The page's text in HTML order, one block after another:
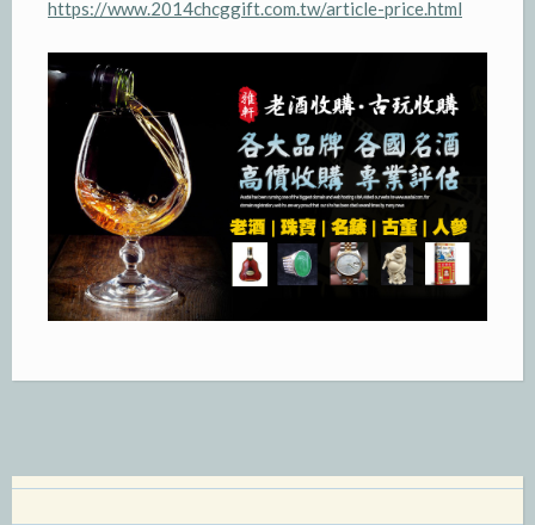
https://www.2014chcggift.com.tw/article-price.html